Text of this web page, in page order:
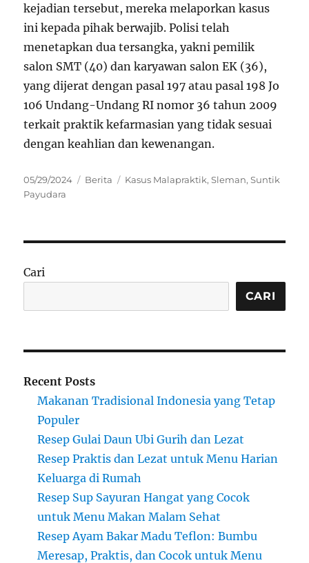
kejadian tersebut, mereka melaporkan kasus
ini kepada pihak berwajib. Polisi telah
menetapkan dua tersangka, yakni pemilik
salon SMT (40) dan karyawan salon EK (36),
yang dijerat dengan pasal 197 atau pasal 198 Jo
106 Undang-Undang RI nomor 36 tahun 2009
terkait praktik kefarmasian yang tidak sesuai
dengan keahlian dan kewenangan.
Posted
on
05/29/2024 Categories
Berita Tags
Kasus Malapraktik,Sleman,Suntik
Payudara
Cari
CARI
Recent Posts
Makanan Tradisional Indonesia yang Tetap
Populer
Resep Gulai Daun Ubi Gurih dan Lezat
Resep Praktis dan Lezat untuk Menu Harian
Keluarga di Rumah
Resep Sup Sayuran Hangat yang Cocok
untuk Menu Makan Malam Sehat
Resep Ayam Bakar Madu Teflon: Bumbu
Meresap, Praktis, dan Cocok untuk Menu